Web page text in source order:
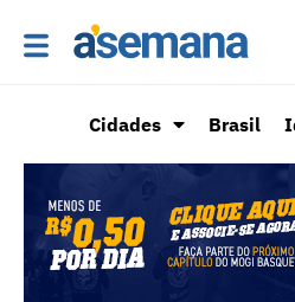
Cidades Brasil